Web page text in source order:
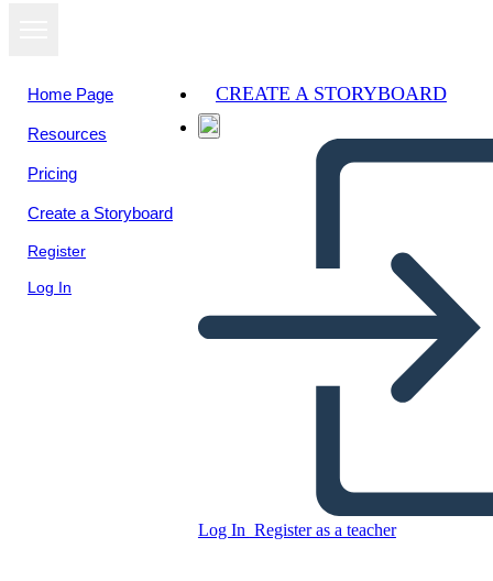
Home Page
Resources
Pricing
Create a Storyboard
Register
Log In
CREATE A STORYBOARD
Log In Register as a teacher
conflicto
View as
slideshow